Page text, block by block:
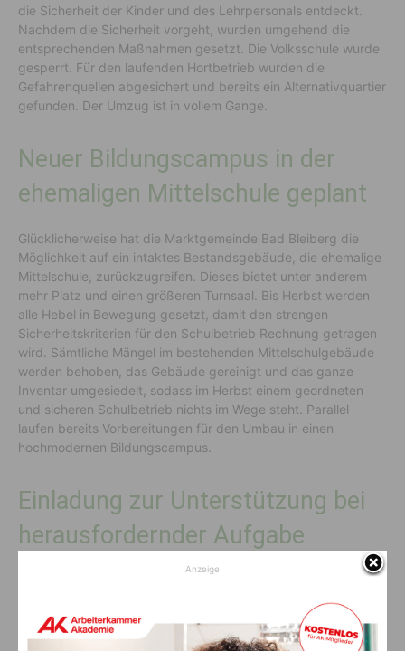
die Sicherheit der Kinder und des Lehrpersonals entdeckt.
Nachdem die Sicherheit vorgeht, wurden umgehend die
entsprechenden Maßnahmen gesetzt. Die Volksschule wurde
gesperrt. Für den laufenden Hortbetrieb wurden die
Gefahrenquellen abgesichert und bereits ein Alternativquartier
gefunden. Der Umzug ist in vollem Gange.
Neuer Bildungscampus in der
ehemaligen Mittelschule geplant
Glücklicherweise hat die Marktgemeinde Bad Bleiberg die
Möglichkeit auf ein intaktes Bestandsgebäude, die ehemalige
Mittelschule, zurückzugreifen. Dieses bietet unter anderem
mehr Platz und einen größeren Turnsaal. Bis Herbst werden
alle Hebel in Bewegung gesetzt, damit den strengen
Sicherheitskriterien für den Schulbetrieb Rechnung getragen
wird. Sämtliche Mängel im bestehenden Mittelschulgebäude
werden behoben, das Gebäude gereinigt und das ganze
Inventar umgesiedelt, sodass im Herbst einem geordneten
und sicheren Schulbetrieb nichts im Wege steht. Parallel
laufen bereits Vorbereitungen für den Umbau in einen
hochmodernen Bildungscampus.
Einladung zur Unterstützung bei
herausfordernder Aufgabe
einladen uns bei dieser herausfordernden Aufgabe zu
unterstützen und mich beim gesamten Gemeinderat
bedanken, dass die getroffene Entscheidung von allen
Anzeige